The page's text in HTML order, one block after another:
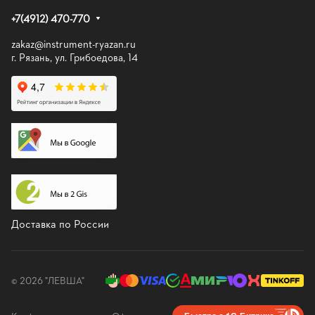
+7(4912) 470-770
zakaz@instrument-ryazan.ru
г. Рязань, ул. Грибоедова, 14
Доставка по России
© 2026 "ЛЕВША"